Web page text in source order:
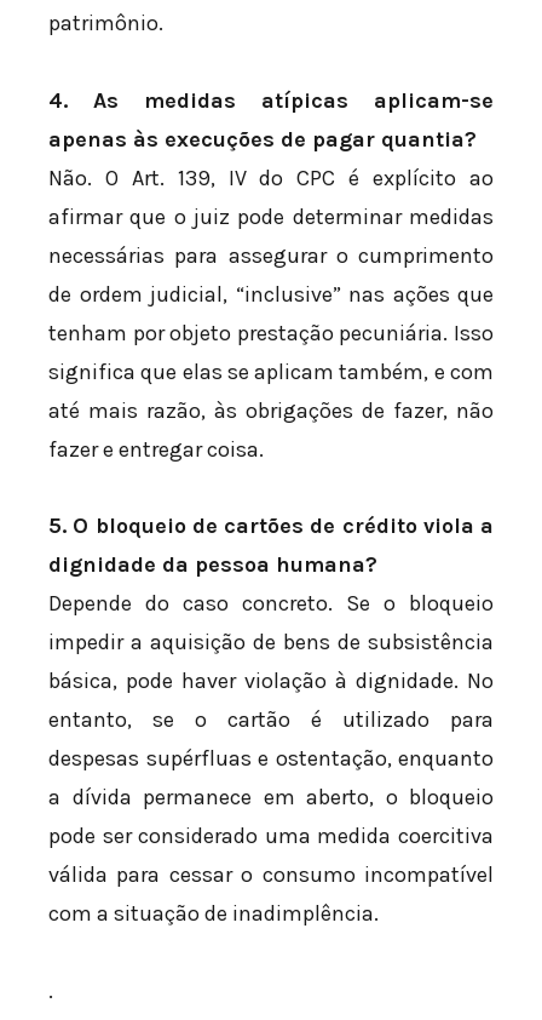
patrimônio.
4. As medidas atípicas aplicam-se
apenas às execuções de pagar quantia?
Não. O Art. 139, IV do CPC é explícito ao
afirmar que o juiz pode determinar medidas
necessárias para assegurar o cumprimento
de ordem judicial, “inclusive” nas ações que
tenham por objeto prestação pecuniária. Isso
significa que elas se aplicam também, e com
até mais razão, às obrigações de fazer, não
fazer e entregar coisa.
5. O bloqueio de cartões de crédito viola a
dignidade da pessoa humana?
Depende do caso concreto. Se o bloqueio
impedir a aquisição de bens de subsistência
básica, pode haver violação à dignidade. No
entanto, se o cartão é utilizado para
despesas supérfluas e ostentação, enquanto
a dívida permanece em aberto, o bloqueio
pode ser considerado uma medida coercitiva
válida para cessar o consumo incompatível
com a situação de inadimplência.
.